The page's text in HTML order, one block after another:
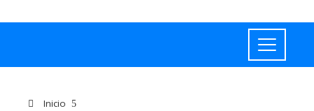
Inicio